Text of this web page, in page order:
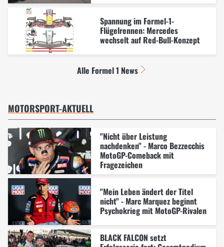
Spannung im Formel-1-
Flügelrennen: Mercedes
wechselt auf Red-Bull-Konzept
Alle Formel 1 News
MOTORSPORT-AKTUELL
"Nicht über Leistung
nachdenken" - Marco Bezzecchis
MotoGP-Comeback mit
Fragezeichen
"Mein Leben ändert der Titel
nicht" - Marc Marquez beginnt
Psychokrieg mit MotoGP-Rivalen
BLACK FALCON setzt